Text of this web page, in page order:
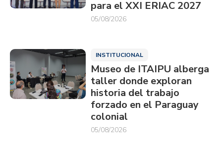
para el XXI ERIAC 2027
05/08/2026
INSTITUCIONAL
Museo de ITAIPU alberga
taller donde exploran
historia del trabajo
forzado en el Paraguay
colonial
05/08/2026